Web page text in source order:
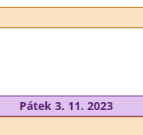
Pátek 3. 11. 2023